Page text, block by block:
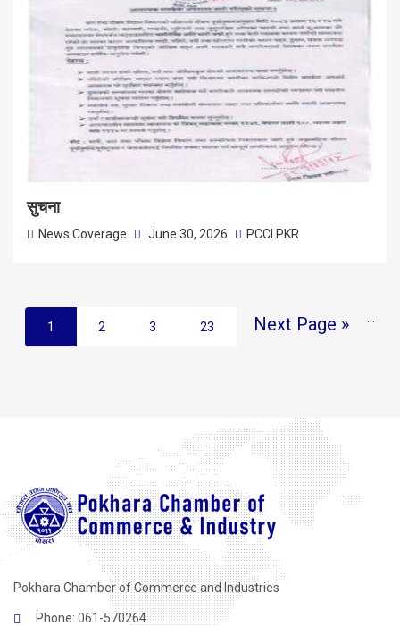
सुचना
News Coverage June 30, 2026 PCCI PKR
1 2 3 23 Next Page »
Pokhara Chamber of Commerce and Industries
Phone: 061-570264